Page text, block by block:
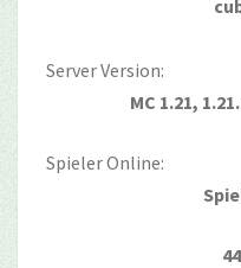
Server Version:
MC 1.21,
Spieler Online: